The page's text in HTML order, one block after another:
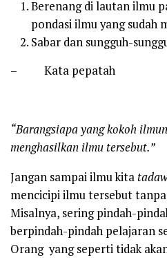
Berenang di lautan ilmu
pondasi ilmu yang sudah
Sabar dan sungguh-
– Kata pepatah
“Barangsiapa yang kokoh
menghasilkan ilmu tersebut.”
Jangan sampai ilmu kita
mencicipi ilmu tersebut tanpa
Misalnya, sering pindah-
berpindah-pindah pelajaran
Orang yang seperti tidak